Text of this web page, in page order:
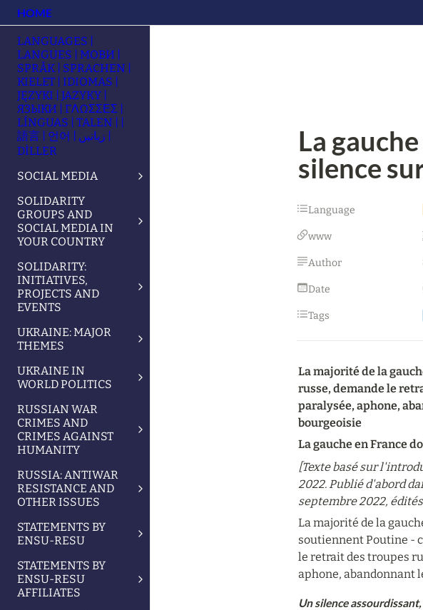
HOME
LANGUAGES |
LANGUES | МОВИ |
SPRÅK | SPRACHEN |
KIELET | IDIOMAS |
JĘZYKI | JAZYKY |
ЯЗЫКИ | ΓΛΩΣΣΕΣ |
LÍNGUAS | TALEN | |
語言 | 언어 | زبانیں |
DİLLER
SOCIAL MEDIA
SOLIDARITY
GROUPS AND
SOCIAL MEDIA IN
YOUR COUNTRY
SOLIDARITY:
INITIATIVES,
PROJECTS AND
EVENTS
UKRAINE: MAJOR
THEMES
UKRAINE IN
WORLD POLITICS
RUSSIAN WAR
CRIMES AND
CRIMES AGAINST
HUMANITY
RUSSIA: ANTIWAR
RESISTANCE AND
OTHER ISSUES
STATEMENTS BY
ENSU-RESU
STATEMENTS BY
ENSU-RESU
AFFILIATES
La
silence
Language
www
Author
Date
Tags
La majorité de la
russe, demande le
paralysée, aphone,
bourgeoisie
La gauche en France
[Texte basé sur
2022. Publié d'abord
septembre 2022,
La majorité de la
soutiennent Poutine -
le retrait des troupes
aphone, abandonnant
Un silence